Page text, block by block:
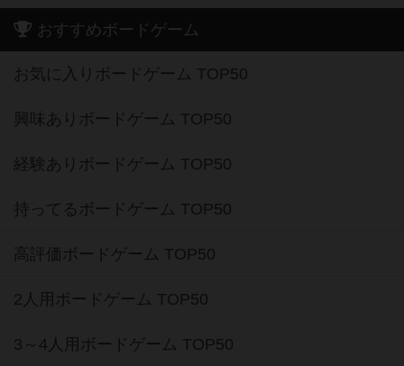
おすすめボードゲーム
お気に入りボードゲーム TOP50
興味ありボードゲーム TOP50
経験ありボードゲーム TOP50
持ってるボードゲーム TOP50
高評価ボードゲーム TOP50
2人用ボードゲーム TOP50
3～4人用ボードゲーム TOP50